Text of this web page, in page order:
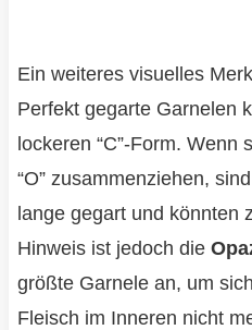
Ein weiteres visuelles
Perfekt gegarte Garnelen
lockeren “C”-Form. Wenn
“O” zusammenziehen,
lange gegart und könnten
Hinweis ist jedoch die
größte Garnele an, um
Fleisch im Inneren nicht